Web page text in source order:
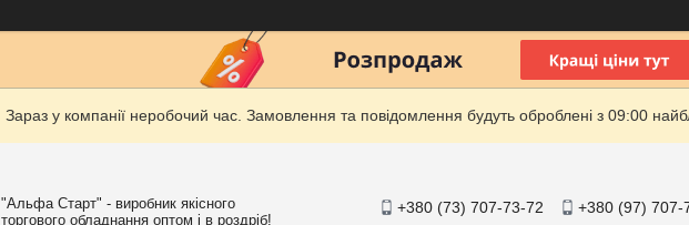
Зараз у компанії неробочий час. Замовлення та повідомлення будуть оброблені з 09:00
"Альфа Старт" - виробник якісного
торгового обладнання оптом і в роздріб!
+380 (73) 707-73-72 +380 (97) 707-